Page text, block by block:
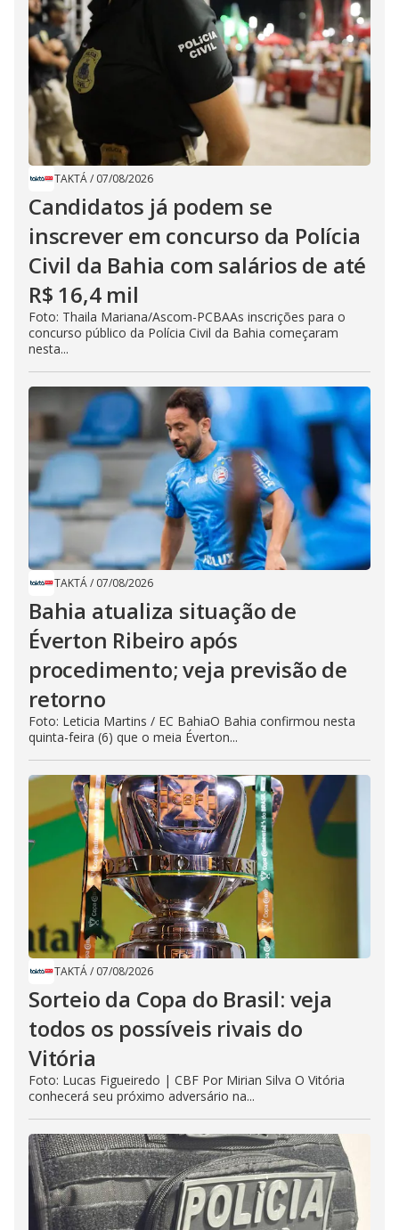
TAKTÁ/ 07/08/2026
Candidatos já podem se
inscrever em concurso da Polícia
Civil da Bahia com salários de até
R$ 16,4 mil
Foto: Thaila Mariana/Ascom-PCBAAs inscrições para o
concurso público da Polícia Civil da Bahia começaram
nesta...
TAKTÁ/ 07/08/2026
Bahia atualiza situação de
Éverton Ribeiro após
procedimento; veja previsão de
retorno
Foto: Leticia Martins / EC BahiaO Bahia confirmou nesta
quinta-feira (6) que o meia Éverton...
TAKTÁ/ 07/08/2026
Sorteio da Copa do Brasil: veja
todos os possíveis rivais do
Vitória
Foto: Lucas Figueiredo | CBF Por Mirian Silva O Vitória
conhecerá seu próximo adversário na...